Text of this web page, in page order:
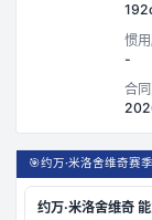
惯
-
合
🎯约万·米洛舍维奇赛
约万·米洛舍维奇能